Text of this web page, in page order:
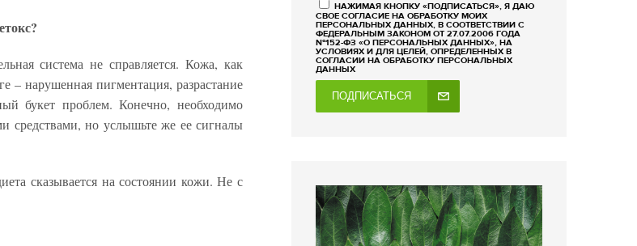
система не справляется. Кожа, как
– нарушенная пигментация, разрастание
букет проблем. Конечно, необходимо
средствами, но услышьте же ее сигналы
сказывается на состоянии кожи. Не с
НАЖИМАЯ КНОПКУ «ПОДПИСАТЬСЯ», Я ДАЮ
СВОЕ СОГЛАСИЕ НА ОБРАБОТКУ МОИХ
ПЕРСОНАЛЬНЫХ ДАННЫХ, В СООТВЕТСТВИИ С
ФЕДЕРАЛЬНЫМ ЗАКОНОМ ОТ 27.07.2006 ГОДА
№152-ФЗ «О ПЕРСОНАЛЬНЫХ ДАННЫХ», НА
УСЛОВИЯХ И ДЛЯ ЦЕЛЕЙ, ОПРЕДЕЛЕННЫХ В
СОГЛАСИИ НА ОБРАБОТКУ ПЕРСОНАЛЬНЫХ
ДАННЫХ
ПОДПИСАТЬСЯ